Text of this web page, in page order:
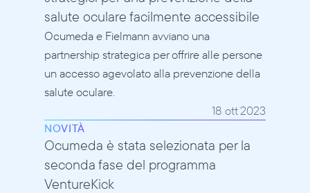
salute oculare facilmente accessibile
Ocumeda e Fielmann avviano una
partnership strategica per offrire alle persone
un accesso agevolato alla prevenzione della
salute oculare.
18 ott 2023
NOVITÀ
Ocumeda è stata selezionata per la
seconda fase del programma
VentureKick